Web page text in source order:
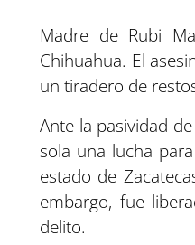
Madre de Rubi
Chihuahua. El
un tiradero de
Ante la pasividad
sola una lucha
estado de
embargo, fue
delito.